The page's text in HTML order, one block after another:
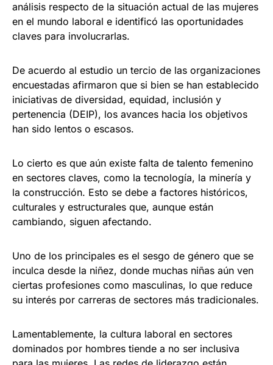
análisis respecto de la situación actual de las mujeres
en el mundo laboral e identificó las oportunidades
claves para involucrarlas.
De acuerdo al estudio un tercio de las organizaciones
encuestadas afirmaron que si bien se han establecido
iniciativas de diversidad, equidad, inclusión y
pertenencia (DEIP), los avances hacia los objetivos
han sido lentos o escasos.
Lo cierto es que aún existe falta de talento femenino
en sectores claves, como la tecnología, la minería y
la construcción. Esto se debe a factores históricos,
culturales y estructurales que, aunque están
cambiando, siguen afectando.
Uno de los principales es el sesgo de género que se
inculca desde la niñez, donde muchas niñas aún ven
ciertas profesiones como masculinas, lo que reduce
su interés por carreras de sectores más tradicionales.
Lamentablemente, la cultura laboral en sectores
dominados por hombres tiende a no ser inclusiva